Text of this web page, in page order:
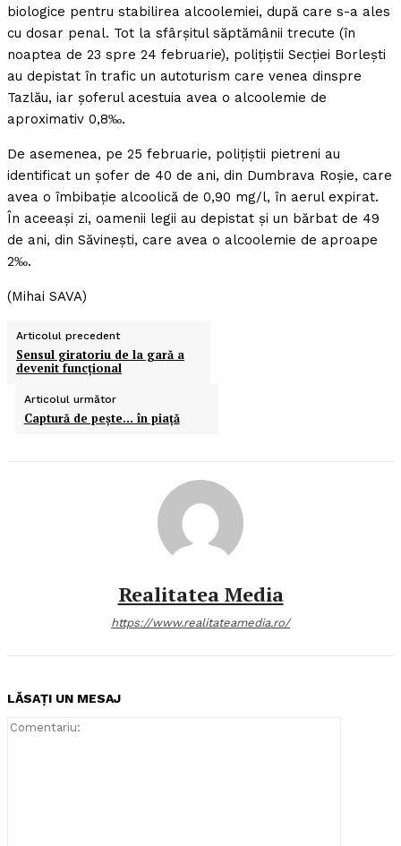
biologice pentru stabilirea alcoolemiei, după care s-a ales
cu dosar penal. Tot la sfârşitul săptămânii trecute (în
noaptea de 23 spre 24 februarie), poliţiştii Secţiei Borleşti
au depistat în trafic un autoturism care venea dinspre
Tazlău, iar şoferul acestuia avea o alcoolemie de
aproximativ 0,8‰.
De asemenea, pe 25 februarie, poliţiştii pietreni au
identificat un şofer de 40 de ani, din Dumbrava Roşie, care
avea o îmbibaţie alcoolică de 0,90 mg/l, în aerul expirat.
În aceeaşi zi, oamenii legii au depistat şi un bărbat de 49
de ani, din Săvineşti, care avea o alcoolemie de aproape
2‰.
(Mihai SAVA)
Articolul precedent
Sensul giratoriu de la gară a
devenit funcţional
Articolul următor
Captură de peşte… în piaţă
Realitatea Media
https://www.realitateamedia.ro/
LĂSAȚI UN MESAJ